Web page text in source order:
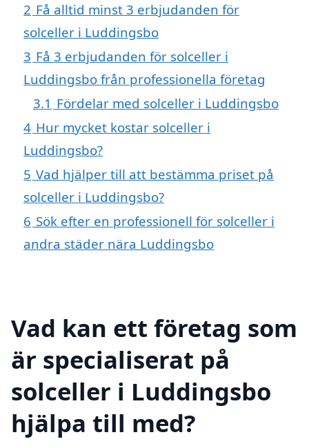
2 Få alltid minst 3 erbjudanden för
solceller i Luddingsbo
3 Få 3 erbjudanden för solceller i
Luddingsbo från professionella företag
3.1 Fördelar med solceller i Luddingsbo
4 Hur mycket kostar solceller i
Luddingsbo?
5 Vad hjälper till att bestämma priset på
solceller i Luddingsbo?
6 Sök efter en professionell för solceller i
andra städer nära Luddingsbo
Vad kan ett företag som
är specialiserat på
solceller i Luddingsbo
hjälpa till med?